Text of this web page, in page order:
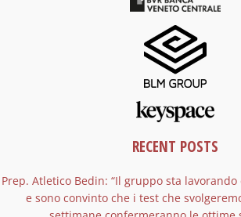
RECENT POSTS
Prep. Atletico Bedin: “Il gruppo sta
e sono convinto che i test che